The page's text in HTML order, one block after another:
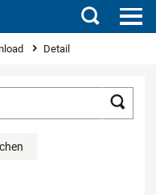
Suchen
Detail